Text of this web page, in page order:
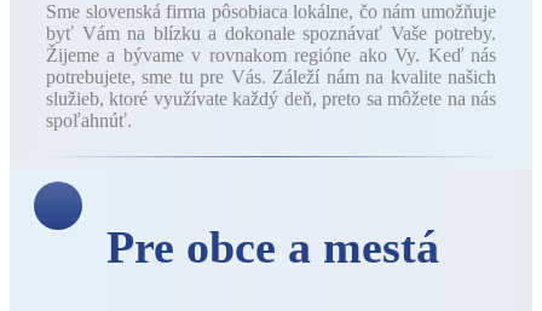
Sme slovenská firma pôsobiaca lokálne, čo nám umožňuje
byť Vám na blízku a dokonale spoznávať Vaše potreby.
Žijeme a bývame v rovnakom regióne ako Vy. Keď nás
potrebujete, sme tu pre Vás. Záleží nám na kvalite našich
služieb, ktoré využívate každý deň, preto sa môžete na nás
spoľahnúť.
Pre obce a mestá